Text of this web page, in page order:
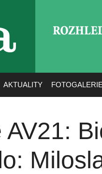
AKTUALITY